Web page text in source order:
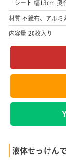
シート 幅13cm 奥
材質 不織布、アルミ
内容量 20枚入り
液体せっけん